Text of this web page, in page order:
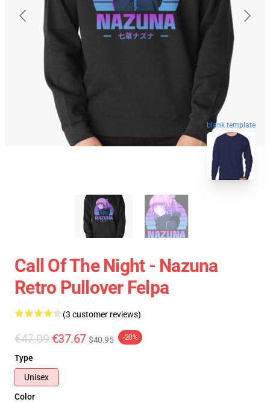
blank template
Call Of The Night - Nazuna
Retro Pullover Felpa
(3 customer reviews)
€47.09 €37.67 $40.95 -20%
Type
Unisex
Color